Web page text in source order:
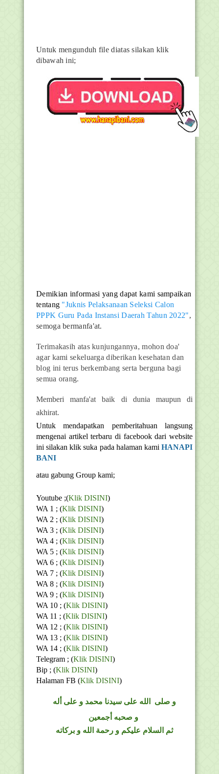
Untuk mengunduh file diatas silakan klik
dibawah ini;
Demikian informasi yang dapat kami sampaikan
tentang "Juknis Pelaksanaan Seleksi Calon
PPPK Guru Pada Instansi Daerah Tahun 2022",
semoga bermanfa'at.
Terimakasih atas kunjungannya, mohon doa'
agar kami sekeluarga diberikan kesehatan dan
blog ini terus berkembang serta berguna bagi
semua orang.
Memberi manfa'at baik di dunia maupun di
akhirat.
Untuk mendapatkan pemberitahuan langsung
mengenai artikel terbaru di facebook dari website
ini silakan klik suka pada halaman kami HANAPI
BANI
atau gabung Group kami;
Youtube ;(Klik DISINI)
WA 1 ; (Klik DISINI)
WA 2 ; (Klik DISINI)
WA 3 ; (Klik DISINI)
WA 4 ; (Klik DISINI)
WA 5 ; (Klik DISINI)
WA 6 ; (Klik DISINI)
WA 7 ; (Klik DISINI)
WA 8 ; (Klik DISINI)
WA 9 ; (Klik DISINI)
WA 10 ; (Klik DISINI)
WA 11 ; (Klik DISINI)
WA 12 ; (Klik DISINI)
WA 13 ; (Klik DISINI)
WA 14 ; (Klik DISINI)
Telegram ; (Klik DISINI)
Bip ; (Klik DISINI)
Halaman FB (Klik DISINI)
و صلى الله على سيدنا محمد و على أله
و صحبه أجمعين
ثم السلام عليكم و رحمة الله و بركاته